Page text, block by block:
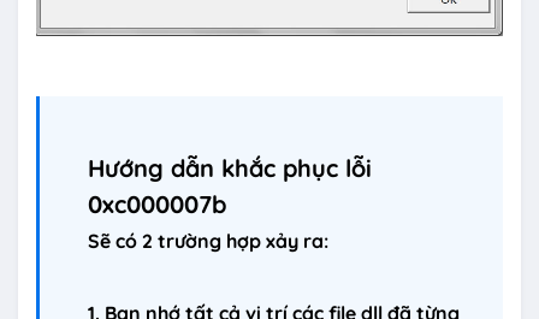
Hướng dẫn khắc phục lỗi
0xc000007b
Sẽ có 2 trường hợp xảy ra:
1. Bạn nhớ tất cả vị trí các file dll đã từng